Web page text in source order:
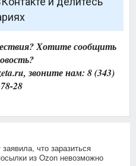
Хотите сообщить
звоните нам: 8 (343)
28
что заразиться
из Ozon невозможно